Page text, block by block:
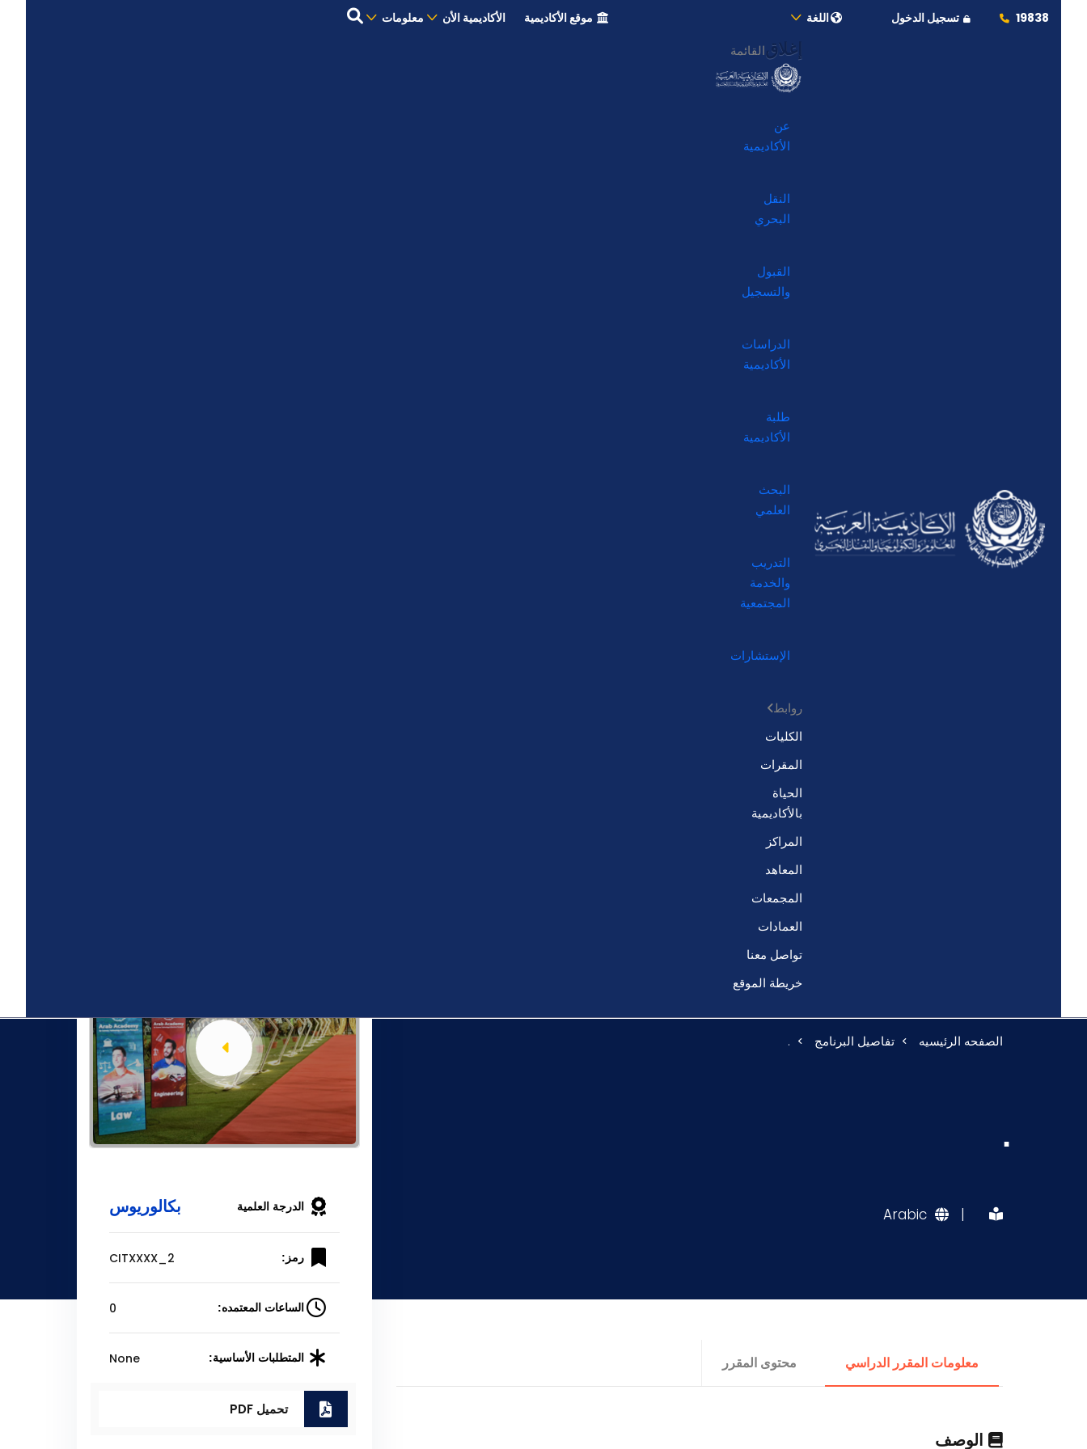
19838 تسجيل الدخول اللغة موقع الأكاديمية الأكاديمية الأن معلومات
إغلاق القائمة
عن
الأكاديمية
النقل
البحري
القبول
والتسجيل
الدراسات
الأكاديمية
طلبة
الأكاديمية
البحث
العلمي
التدريب
والخدمة
المجتمعية
الإستشارات
روابط
الكليات
المقرات
الحياة
بالأكاديمية
المراكز
المعاهد
المجمعات
العمادات
تواصل معنا
خريطة الموقع
الصفحه الرئيسيه تفاصيل البرنامج .
.
|
Arabic
معلومات المقرر الدراسي محتوى المقرر
الوصف
الدرجة العلمية بكالوريوس
رمز: CITXXXX_2
الساعات المعتمده: 0
المتطلبات الأساسية: None
تحميل PDF